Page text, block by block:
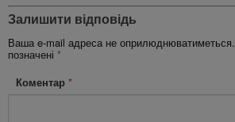
Залишити відповідь
Ваша e-mail адреса не оприлюднюватиметься.
позначені *
Коментар *